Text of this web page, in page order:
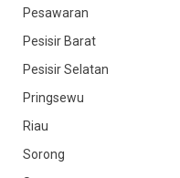
Pesawaran
Pesisir Barat
Pesisir Selatan
Pringsewu
Riau
Sorong